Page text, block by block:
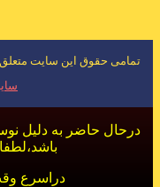
تمامی حقوق این سایت
درحال حاضر به دلیل
دراسرع